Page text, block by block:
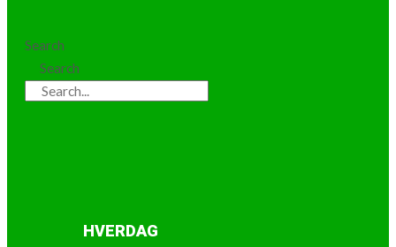
Search
Search
HVERDAG